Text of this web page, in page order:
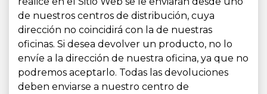
de nuestros centros de distribución, cuya
dirección no coincidirá con la de nuestras
oficinas. Si desea devolver un producto, no lo
envíe a la dirección de nuestra oficina, ya que no
podremos aceptarlo. Todas las devoluciones
deben enviarse a nuestro centro de